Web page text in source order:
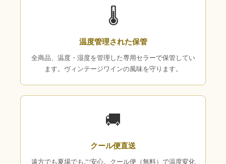
🌡
温度管理された保管
全商品、温度・湿度を管理した専用セラーで保管してい
ます。ヴィンテージワインの風味を守ります。
🚚
クール便直送
遠方でも夏場でもご安心。クール便（無料）で温度変化